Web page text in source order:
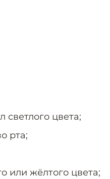
светлого цвета;
рта;
или жёлтого цвета;